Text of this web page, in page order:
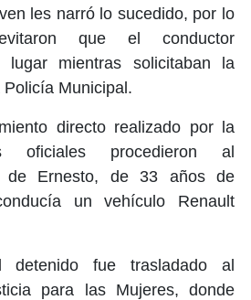
les narró lo sucedido, por lo
que el conductor
lugar mientras solicitaban la
Municipal.
directo realizado por la
oficiales procedieron al
de Ernesto, de 33 años de
un vehículo Renault
detenido fue trasladado al
para las Mujeres, donde